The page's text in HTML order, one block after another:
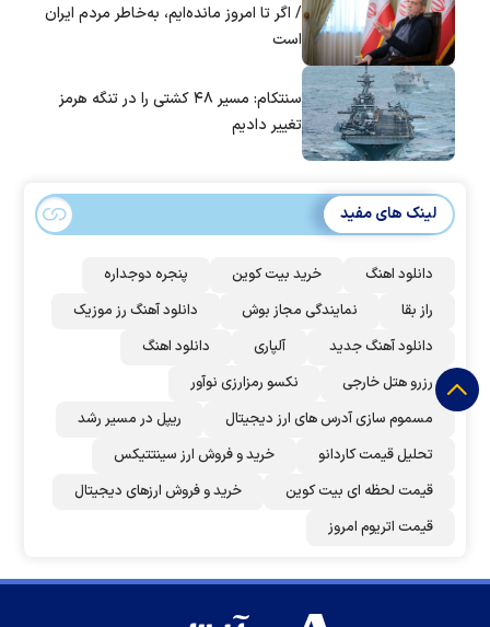
/ اگر تا امروز مانده‌ایم، به‌خاطر مردم ایران
است
سنتکام: مسیر ۴۸ کشتی را در تنگه هرمز
تغییر دادیم
لینک های مفید
دانلود اهنگ خرید بیت کوین
پنجره دوجداره
راز بقا
نمایندگی مجاز بوش
دانلود آهنگ رز‌ موزیک
دانلود آهنگ جدید
آلپاری
دانلود اهنگ
رزرو هتل خارجی
نکسو رمزارزی نوآور
مسموم سازی آدرس های ارز دیجیتال
ریپل در مسیر رشد
تحلیل قیمت کاردانو
خرید و فروش ارز سینتتیکس
قیمت لحظه ای بیت کوین
خرید و فروش ارزهای دیجیتال
قیمت اتریوم امروز